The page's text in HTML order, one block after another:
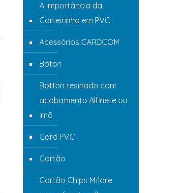
A Importância da
Carteirinha em PVC
Acessórios CARDCOM
Bóton
Botton resinado com
acabamento Alfinete ou
Imã
Card PVC
Cartão
Cartão Chips Mifare